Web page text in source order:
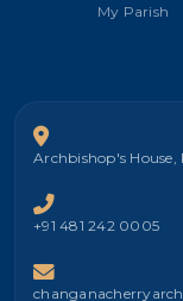
My Parish
Archbishop's House,
+91 481 242 0005